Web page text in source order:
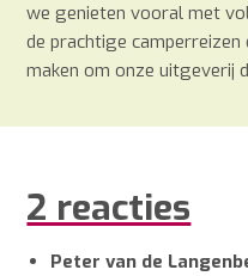
we genieten vooral met
de prachtige
maken om onze uitgeverij
2 reacties
Peter van de